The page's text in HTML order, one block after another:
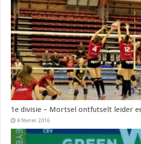
1e divisie – Mortsel ontfutselt leider
4 février 2016